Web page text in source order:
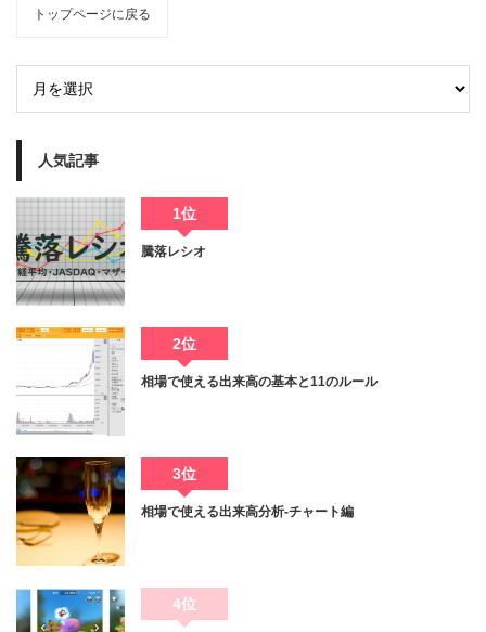
トップページに戻る
人気記事
1位
騰落レシオ
2位
相場で使える出来高の基本と11のルール
3位
相場で使える出来高分析-チャート編
4位